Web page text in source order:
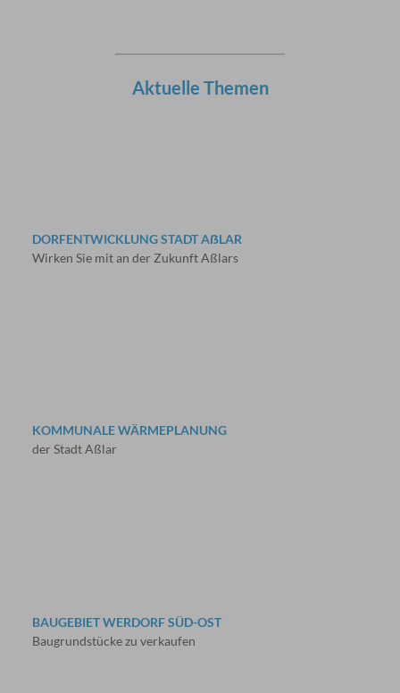
Aktuelle Themen
DORFENTWICKLUNG STADT AẞLAR
Wirken Sie mit an der Zukunft Aßlars
KOMMUNALE WÄRMEPLANUNG
der Stadt Aßlar
BAUGEBIET WERDORF SÜD-OST
Baugrundstücke zu verkaufen